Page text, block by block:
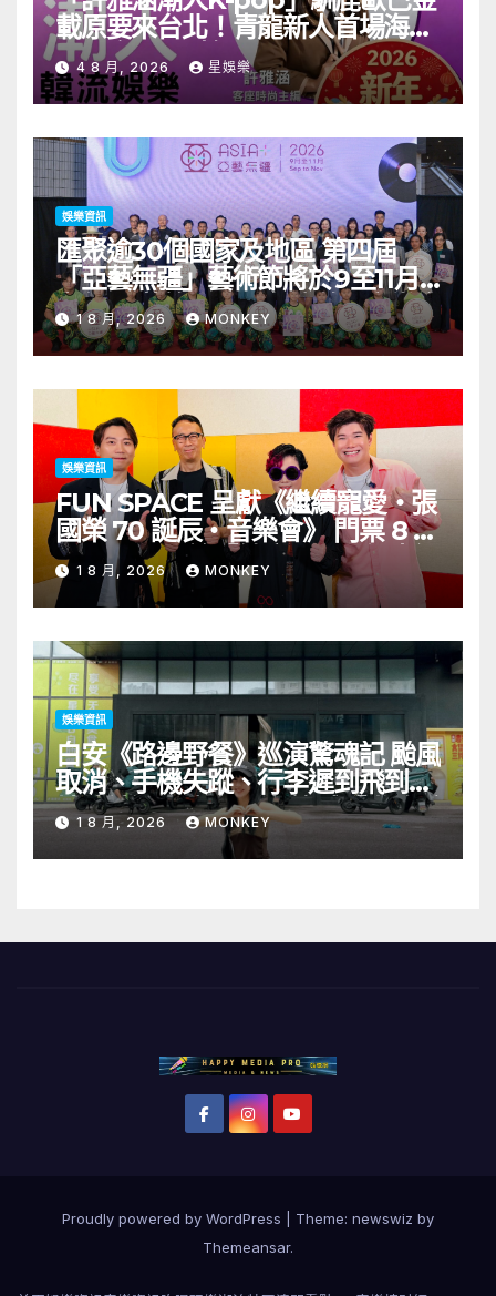
載原要來台北！青龍新人首場海外
見面會8/9開搶
4 8 月, 2026 星娛樂
娛樂資訊
匯聚逾30個國家及地區 第四屆
「亞藝無疆」藝術節將於9至11月
舉行 開幕節目《三角演義》音樂會
演出陣容包括王雙駿夥拍恭碩良 聯
同來自蒙古的Uuhai、韓國的
KARDI和泰國的KIKI震懾舞台
1 8 月, 2026 MONKEY
娛樂資訊
FUN SPACE 呈獻《繼續寵愛・張
國榮 70 誕辰・音樂會》 門票 8 月
1 日至 10 日於「健康．旦」優先訂
購
1 8 月, 2026 MONKEY
娛樂資訊
白安《路邊野餐》巡演驚魂記 颱風
取消、手機失蹤、行李遲到飛到當
地才被通知演出取消 笑喊「當歌手
十年第一次遇到」
1 8 月, 2026 MONKEY
Proudly powered by WordPress
Theme: newswiz by
Themeansar.